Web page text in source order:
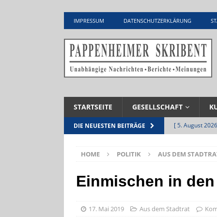
IMPRESSUM DATENSCHUTZERKLÄRUNG
STARTSEITE GESELLSCHAFT
DIE NEUESTEN BEITRÄGE [ 5. August
[ 4. August 2026
ankommen
HOME POLITIK AUS DEM
Einmischen in
17. Mai 2019 Aus dem Stadtrat